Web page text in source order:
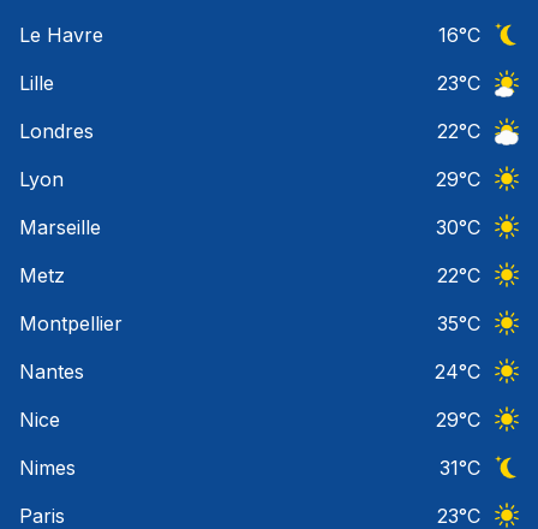
Le Havre
16°C
Lille
23°C
Londres
22°C
Lyon
29°C
Marseille
30°C
Metz
22°C
Montpellier
35°C
Nantes
24°C
Nice
29°C
Nimes
31°C
Paris
23°C